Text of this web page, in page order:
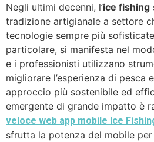
Negli ultimi decenni, l’ice fishing
tradizione artigianale a settore
tecnologie sempre più
particolare, si manifesta nel
e i professionisti utilizzano
migliorare l’esperienza di pesca
approccio più sostenibile ed
emergente di grande impatto è
veloce web app mobile Ice
sfrutta la potenza del mobile